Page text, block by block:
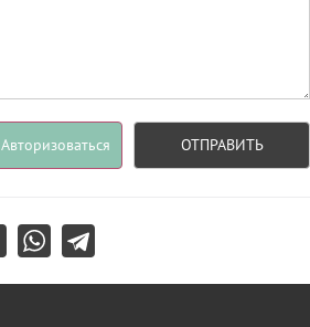
Авторизоваться ОТПРАВИТЬ